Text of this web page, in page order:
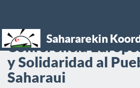
Sahararekin
Conferencia
y Solidaridad al
Saharaui